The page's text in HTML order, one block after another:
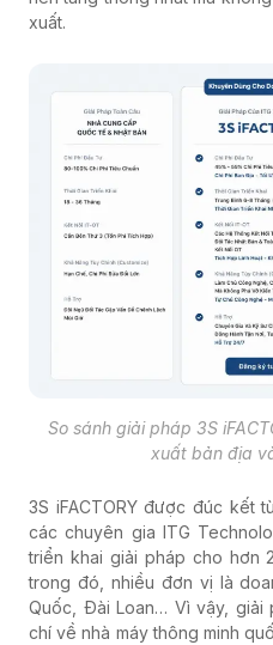
xuất.
So sánh giải pháp 3S
xuất bản địa
3S iFACTORY được đúc kết
các chuyên gia ITG
triển khai giải pháp cho hơn
trong đó, nhiều đơn vị là
Quốc, Đài Loan… Vì vậy, giải
chí về nhà máy thông minh